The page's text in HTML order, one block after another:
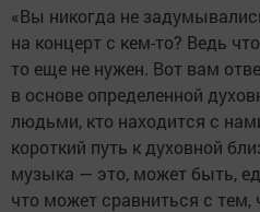
«Вы никогда не
на концерт с кем-то? Ведь
то еще не нужен. Вот вам
в основе определенной
людьми, кто находится с
короткий путь к духовной
музыка — это, может быть,
что может сравниться с тем,